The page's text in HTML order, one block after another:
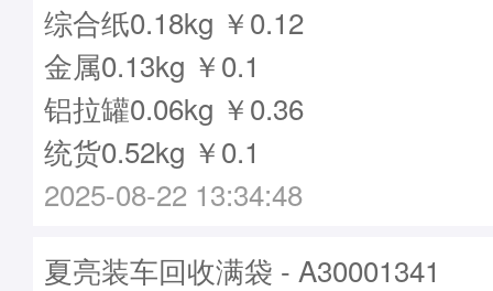
综合纸0.18kg ￥0.12
金属0.13kg ￥0.1
铝拉罐0.06kg ￥0.36
统货0.52kg ￥0.1
2025-08-22 13:34:48
夏亮装车回收满袋 - A30001341